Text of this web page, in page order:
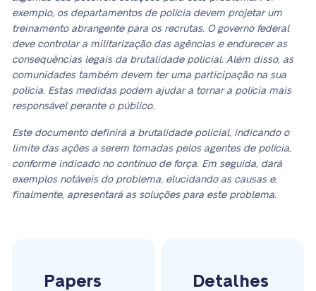
exemplo, os departamentos de polícia devem projetar um
treinamento abrangente para os recrutas. O governo federal
deve controlar a militarização das agências e endurecer as
consequências legais da brutalidade policial. Além disso, as
comunidades também devem ter uma participação na sua
polícia. Estas medidas podem ajudar a tornar a polícia mais
responsável perante o público.
Este documento definirá a brutalidade policial, indicando o
limite das ações a serem tomadas pelos agentes de polícia,
conforme indicado no contínuo de força. Em seguida, dará
exemplos notáveis do problema, elucidando as causas e,
finalmente, apresentará as soluções para este problema.
Papers
Detalhes